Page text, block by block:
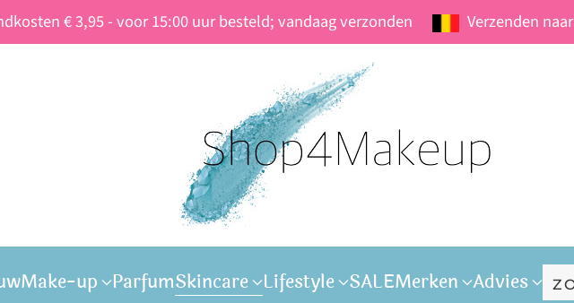
€ 3,95 - voor 15:00 uur besteld; vandaag verzonden Verzenden
Make-up ParfumSkincare Lifestyle SALEMerken Advies